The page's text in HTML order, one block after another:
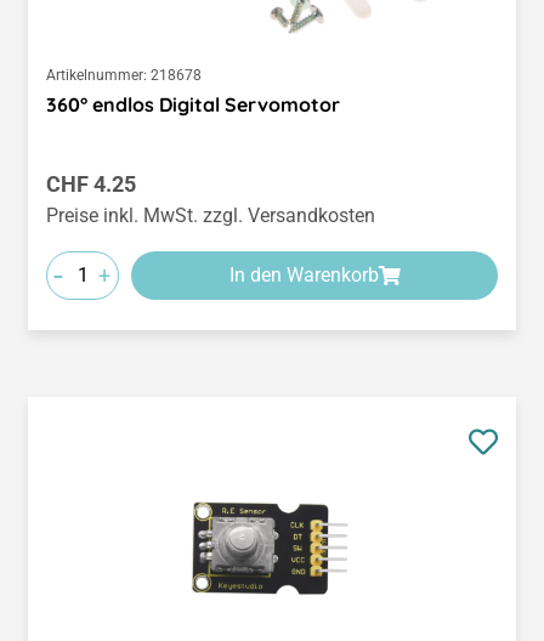
Artikelnummer: 218678
360° endlos Digital Servomotor
Regulärer Preis:
CHF 4.25
Preise inkl. MwSt. zzgl. Versandkosten
- + In den Warenkorb